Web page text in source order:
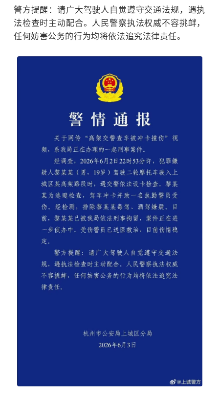
警方提醒：请广大驾驶人自觉遵守交通法规，遇执
法检查时主动配合。人民警察执法权威不容挑衅，
任何妨害公务的行为均将依法追究法律责任。